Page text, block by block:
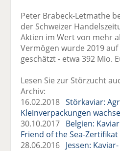
Peter Brabeck-Letmathe
der Schweizer
Aktien im Wert von mehr
Vermögen wurde 2019 auf
geschätzt - etwa 392 Mio.
Lesen Sie zur Störzucht
Archiv:
16.02.2018Störkaviar:
Kleinverpackungen
30.10.2017 Belgien:
Friend of the Sea-Zertifikat
28.06.2016 Jessen: